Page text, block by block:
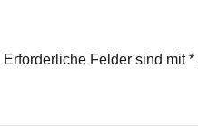
Erforderliche Felder sind mit*